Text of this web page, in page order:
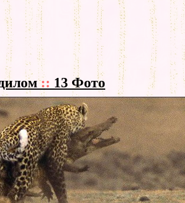
:: 13 Фото